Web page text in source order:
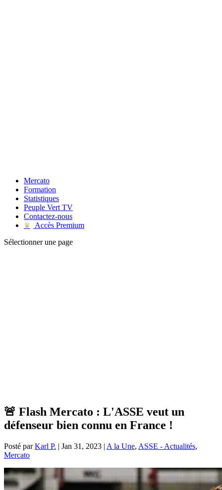
Mercato
Formation
Statistiques
Peuple Vert TV
Contactez-nous
♛
Accès Premium
Sélectionner une page
🚨 Flash Mercato : L'ASSE veut un
défenseur bien connu en France !
Posté parKarl P. | Jan 31, 2023 | A la Une, ASSE - Actualités,
Mercato